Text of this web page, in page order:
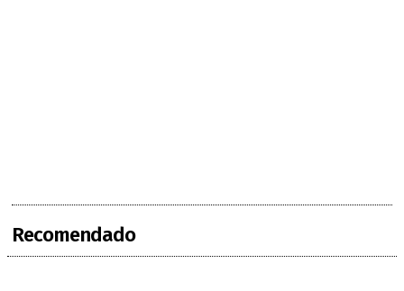
Recomendado